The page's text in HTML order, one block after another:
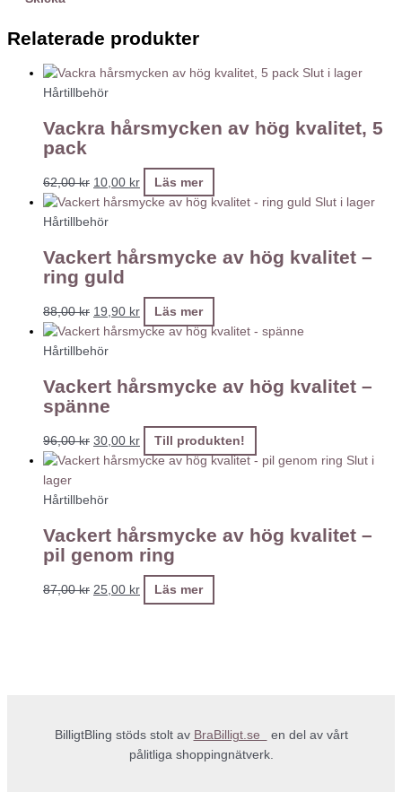
Relaterade produkter
Slut i lager
Hårtillbehör
Vackra hårsmycken av hög kvalitet, 5
pack
62,00kr 10,00 kr Läs mer
Slut i lager
Hårtillbehör
Vackert hårsmycke av hög kvalitet –
ring guld
88,00kr 19,90 kr Läs mer
Hårtillbehör
Vackert hårsmycke av hög kvalitet –
spänne
96,00kr 30,00 kr Till produkten!
Slut i
lager
Hårtillbehör
Vackert hårsmycke av hög kvalitet –
pil genom ring
87,00kr 25,00 kr Läs mer
BilligtBling stöds stolt av BraBilligt.se
en del av vårt
pålitliga shoppingnätverk.